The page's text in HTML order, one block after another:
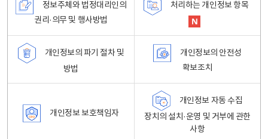
정보주체와 법정대리인의
권리·의무 및 행사방법
처리하는 개인정보 항목
개인정보의 파기 절차 및
방법
개인정보의 안전성
확보조치
개인정보 보호책임자
개인정보 자동 수집
장치의 설치·운영 및 거부에 관한
사항